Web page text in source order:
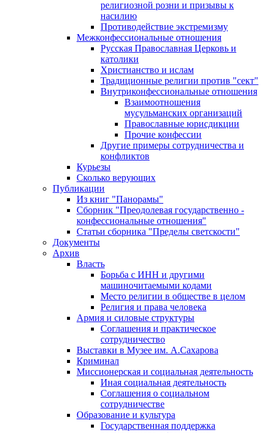
религиозной розни и призывы к
насилию
Противодействие экстремизму
Межконфессиональные отношения
Русская Православная Церковь и
католики
Христианство и ислам
Традиционные религии против "сект"
Внутриконфессиональные отношения
Взаимоотношения
мусульманских организаций
Православные юрисдикции
Прочие конфессии
Другие примеры сотрудничества и
конфликтов
Курьезы
Сколько верующих
Публикации
Из книг "Панорамы"
Сборник "Преодолевая государственно -
конфессиональные отношения"
Статьи сборника "Пределы светскости"
Документы
Архив
Власть
Борьба с ИНН и другими
машиночитаемыми кодами
Место религии в обществе в целом
Религия и права человека
Армия и силовые структуры
Соглашения и практическое
сотрудничество
Выставки в Музее им. А.Сахарова
Криминал
Миссионерская и социальная деятельность
Иная социальная деятельность
Соглашения о социальном
сотрудничестве
Образование и культура
Государственная поддержка